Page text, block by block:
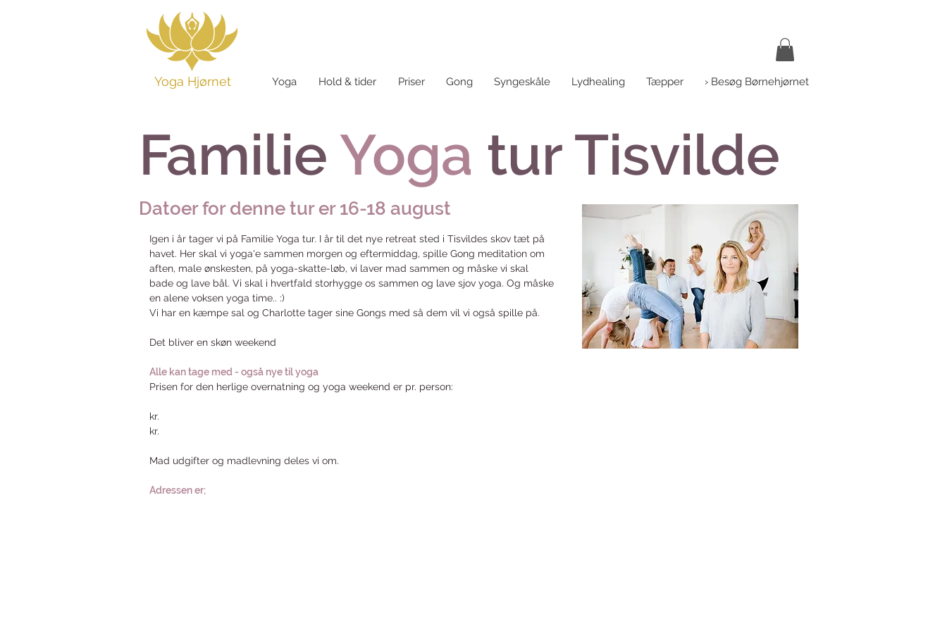
Yoga Hjørnet Yoga Hold & tider Priser Gong Syngeskåle Lydhealing Tæpper › Besøg Børnehjørnet
Familie Yoga tur Tisvilde
Datoer for denne tur er 16-18 august
Igen i år tager vi på Familie Yoga tur. I år til det nye retreat sted i Tisvildes skov tæt på
havet. Her skal vi yoga'e sammen morgen og eftermiddag, spille Gong meditation om
aften, male ønskesten, på yoga-skatte-løb, vi laver mad sammen og måske vi skal
bade og lave bål. Vi skal i hvertfald storhygge os sammen og lave sjov yoga. Og måske
en alene voksen yoga time.. :)
Vi har en kæmpe sal og Charlotte tager sine Gongs med så dem vil vi også spille på.
Det bliver en skøn weekend
Alle kan tage med - også nye til yoga
Prisen for den herlige overnatning og yoga weekend er pr. person:
kr.
kr.
Mad udgifter og madlevning deles vi om.
Adressen er;